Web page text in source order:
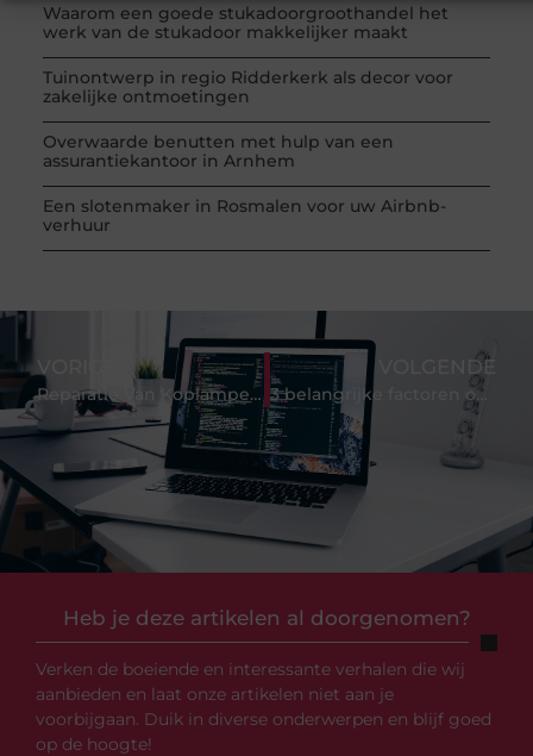
Waarom een goede stukadoorgroothandel het
werk van de stukadoor makkelijker maakt
Tuinontwerp in regio Ridderkerk als decor voor
zakelijke ontmoetingen
Overwaarde benutten met hulp van een
assurantiekantoor in Arnhem
Een slotenmaker in Rosmalen voor uw Airbnb-
verhuur
Heb je deze artikelen al doorgenomen?
Verken de boeiende en interessante verhalen die wij
aanbieden en laat onze artikelen niet aan je
voorbijgaan. Duik in diverse onderwerpen en blijf goed
op de hoogte!
Reparatie Van Koplampen Voor Maximale Zichtbaarheid en Veiligheid
VOLGENDE
3 belangrijke factoren om de beste relaxfauteuil te vinden